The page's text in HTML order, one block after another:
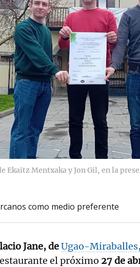
Ekaitz Mentxaka y Jon Gil, en la
como medio preferente
Jane, deUgao-Miraballes,
el próximo 27 de